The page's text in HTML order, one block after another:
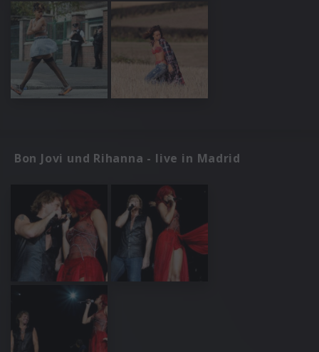
Bon Jovi und Rihanna - live in Madrid